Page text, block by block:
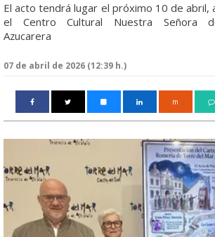
El acto tendrá lugar el próximo 10 de abril,
el Centro Cultural Nuestra Señora
Azucarera
07 de abril de 2026 (12:39 h.)
m